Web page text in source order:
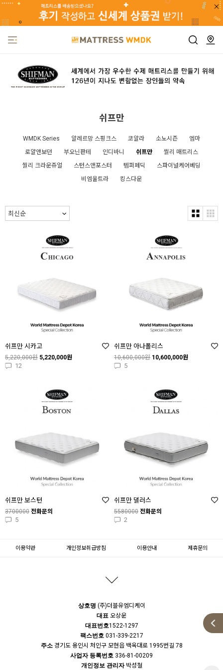
쉬프만
WMDK Series 알레르망 스핑크스 코알라 소노시즌
엠마
로얄앤보던
부오닌판테 인디바니 쉬프만
씰리 매트리스
씰리 크라운쥬얼
스턴스앤포스터 템퍼페딕
스파이널케어베딩
비엠울트라
킹스다운
쉬프만 시카고
5,220,000원 5,220,000원
12
쉬프만 아나폴리스
10,600,000원 10,600,000원
5
쉬프만 보스턴
3700000 전화문의
5
쉬프만 댈러스
5580000 전화문의
2
이용약관 개인정보취급방침 이용안내 제휴문의
상호명 (주)더블유엠디케이
대표 오상운
대표번호1522-1297
팩스번호031-339-2217
주소경기도 용인시 처인구 모현읍 백옥대로 1995번길 78
사업자 등록번호 336-81-00209
개인정보 관리자박성철